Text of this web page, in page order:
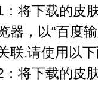
：将下载的皮
器，以“百度
联.请使用以
：将下载的皮